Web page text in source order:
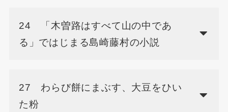
24 「木曽路はすべて山の中であ
る」ではじまる島崎藤村の小説
27 わらび餅にまぶす、大豆をひい
た粉